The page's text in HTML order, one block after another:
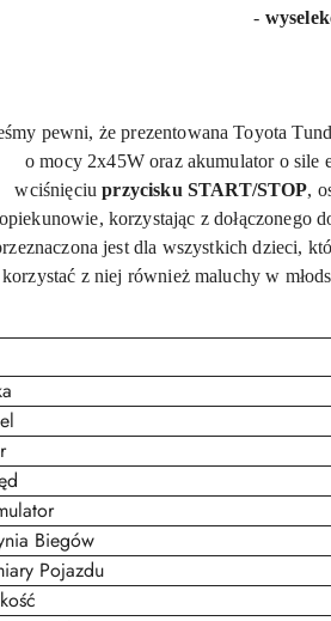
-
pewni, że prezentowana Toyota
o mocy 2x45Woraz akumulator o sile
wciśnięciu przycisku START/STOP,
opiekunowie, korzystając z dołączonego
jest dla wszystkich dzieci,
korzystać z niej również maluchy w
Biegów
Pojazdu